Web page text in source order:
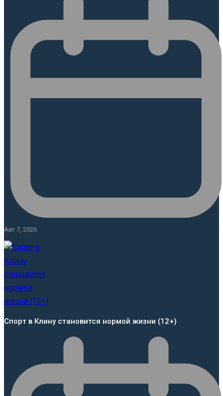
Авг 7, 2026
Спорт в Клину становится нормой жизни (12+)